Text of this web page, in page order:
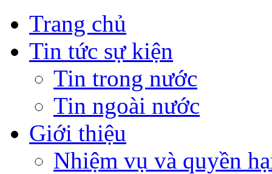
Trang chủ
Tin tức sự kiện
Tin trong nước
Tin ngoài nước
Giới thiệu
Nhiệm vụ và quyền